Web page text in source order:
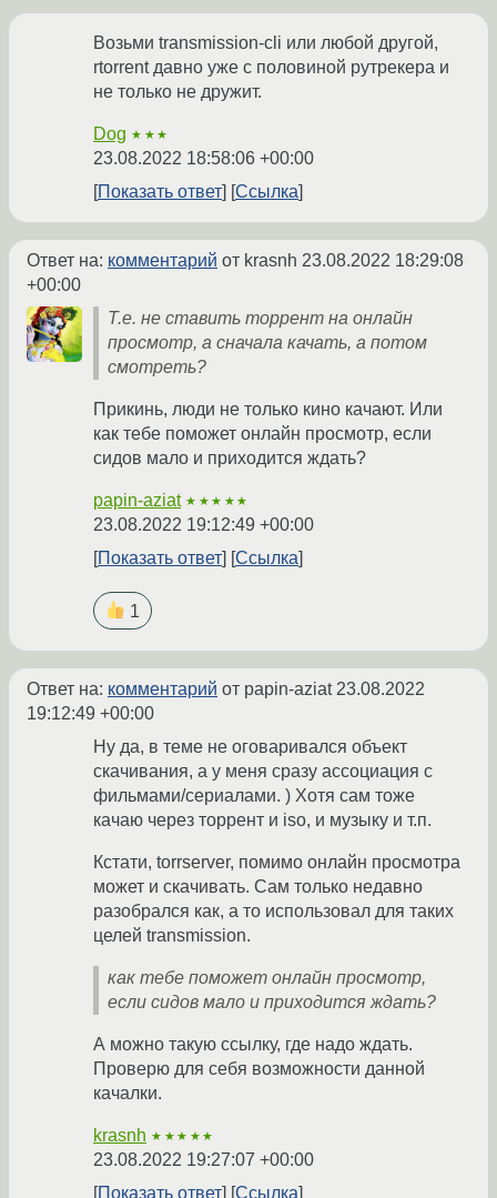
Возьми transmission-cli или любой другой,
rtorrent давно уже с половиной рутрекера и
не только не дружит.
Dog ★★★
23.08.2022 18:58:06 +00:00
Показать ответ
Ссылка
Ответ на: комментарий от krasnh 23.08.2022 18:29:08
+00:00
Т.е. не ставить торрент на онлайн
просмотр, а сначала качать, а потом
смотреть?
Прикинь, люди не только кино качают. Или
как тебе поможет онлайн просмотр, если
сидов мало и приходится ждать?
papin-aziat ★★★★★
23.08.2022 19:12:49 +00:00
Показать ответ
Ссылка
1
Ответ на: комментарий от papin-aziat 23.08.2022
19:12:49 +00:00
Ну да, в теме не оговаривался объект
скачивания, а у меня сразу ассоциация с
фильмами/сериалами. ) Хотя сам тоже
качаю через торрент и iso, и музыку и т.п.
Кстати, torrserver, помимо онлайн просмотра
может и скачивать. Сам только недавно
разобрался как, а то использовал для таких
целей transmission.
как тебе поможет онлайн просмотр,
если сидов мало и приходится ждать?
А можно такую ссылку, где надо ждать.
Проверю для себя возможности данной
качалки.
krasnh ★★★★★
23.08.2022 19:27:07 +00:00
Показать ответ
Ссылка